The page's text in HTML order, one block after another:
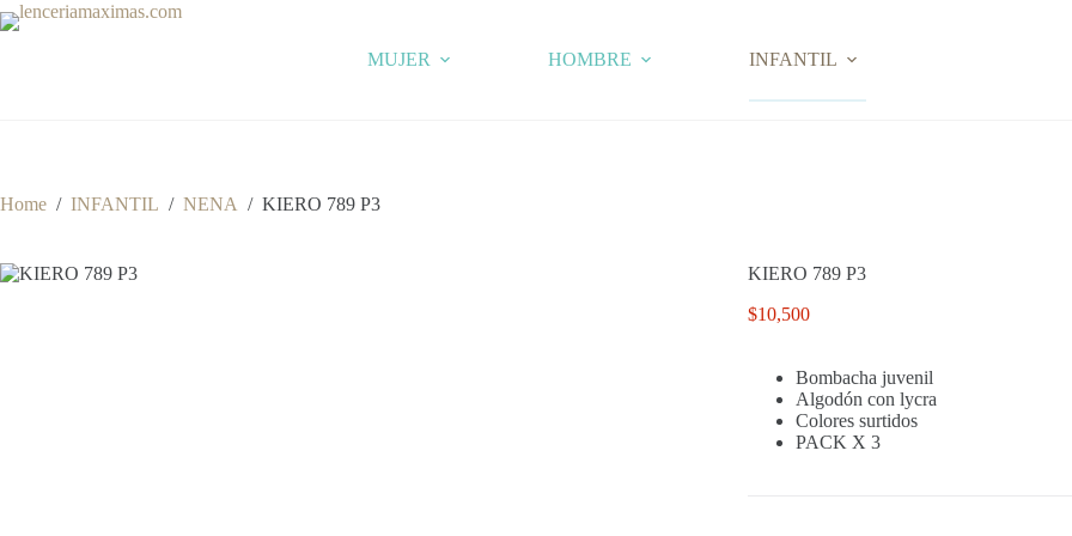
Skip
to
MUJER HOMBRE INFANTIL
Home / INFANTIL / NENA / KIERO 789 P3
KIERO 789 P3
$10,500
Bombacha juvenil
Algodón con lycra
Colores surtidos
PACK X 3